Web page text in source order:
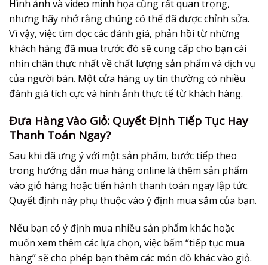
Hình ảnh và video minh họa cũng rất quan trọng,
nhưng hãy nhớ rằng chúng có thể đã được chỉnh sửa.
Vì vậy, việc tìm đọc các đánh giá, phản hồi từ những
khách hàng đã mua trước đó sẽ cung cấp cho bạn cái
nhìn chân thực nhất về chất lượng sản phẩm và dịch vụ
của người bán. Một cửa hàng uy tín thường có nhiều
đánh giá tích cực và hình ảnh thực tế từ khách hàng.
Đưa Hàng Vào Giỏ: Quyết Định Tiếp Tục Hay
Thanh Toán Ngay?
Sau khi đã ưng ý với một sản phẩm, bước tiếp theo
trong hướng dẫn mua hàng online là thêm sản phẩm
vào giỏ hàng hoặc tiến hành thanh toán ngay lập tức.
Quyết định này phụ thuộc vào ý định mua sắm của bạn.
Nếu bạn có ý định mua nhiều sản phẩm khác hoặc
muốn xem thêm các lựa chọn, việc bấm “tiếp tục mua
hàng” sẽ cho phép bạn thêm các món đồ khác vào giỏ.